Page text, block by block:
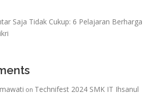
Saja Tidak Cukup: 6 Pelajaran Berharga
on Technifest 2024 SMK IT Ihsanul